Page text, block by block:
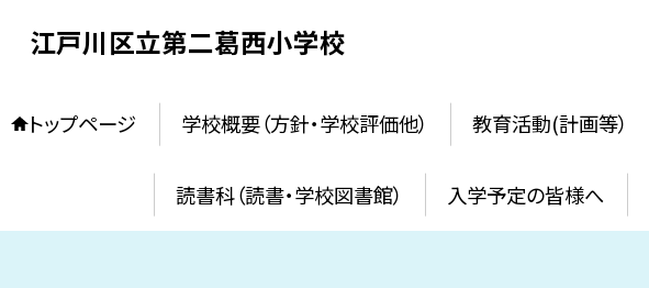
江戸川区立第二葛西小学校
トップページ 学校概要（方針・学校評価他） 教育活動(計画等）
読書科（読書・学校図書館） 入学予定の皆様へ